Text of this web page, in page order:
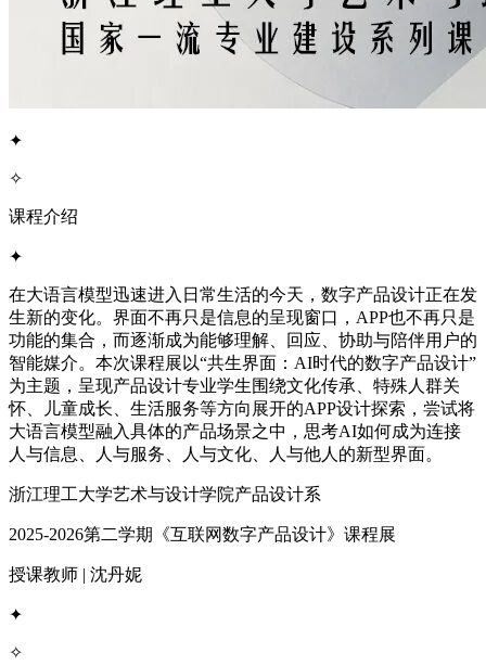
✦
✧
课程介绍
✦
在大语言模型迅速进入日常生活的今天，数字产品设计正在发
生新的变化。界面不再只是信息的呈现窗口，APP也不再只是
功能的集合，而逐渐成为能够理解、回应、协助与陪伴用户的
智能媒介。本次课程展以“共生界面：AI时代的数字产品设计”
为主题，呈现产品设计专业学生围绕文化传承、特殊人群关
怀、儿童成长、生活服务等方向展开的APP设计探索，尝试将
大语言模型融入具体的产品场景之中，思考AI如何成为连接
人与信息、人与服务、人与文化、人与他人的新型界面。
浙江理工大学艺术与设计学院产品设计系
2025-2026第二学期《互联网数字产品设计》课程展
授课教师 | 沈丹妮
✦
✧